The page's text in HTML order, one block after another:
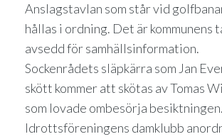
Anslagstavlan som står vid
hållas i ordning. Det är kommunens
avsedd för samhällsinformation.
Sockenrådets släpkärra som Jan
skött kommer att skötas av Tomas
som lovade ombesörja besiktningen.
Idrottsföreningens damklubb